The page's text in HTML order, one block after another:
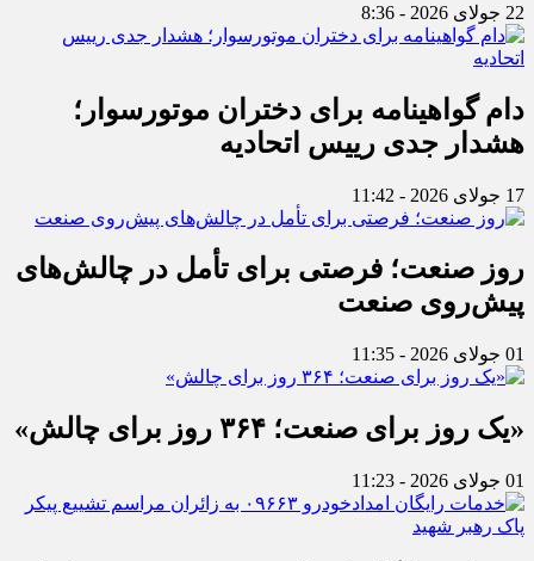
22 جولای 2026 - 8:36
دام گواهینامه برای دختران موتورسوار؛
هشدار جدی رییس اتحادیه
17 جولای 2026 - 11:42
روز صنعت؛ فرصتی برای تأمل در چالش‌های
پیش‌روی صنعت
01 جولای 2026 - 11:35
«یک روز برای صنعت؛ ۳۶۴ روز برای چالش»
01 جولای 2026 - 11:23